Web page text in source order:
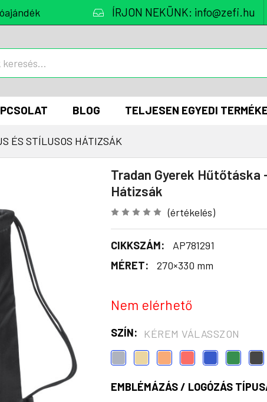
ÍRJON NEKÜNK: info@zefi.hu
BLOG TELJESEN EGYEDI
ÉS STÍLUSOS HÁTIZSÁK
Tradan Gyerek
Hátizsák
(értékelés)
CIKKSZÁM:
AP781291
MÉRET:
270×330 mm
Nem elérhető
SZÍN: KÉREM VÁLASSZON
EMBLÉMÁZÁS / LOGÓZÁS